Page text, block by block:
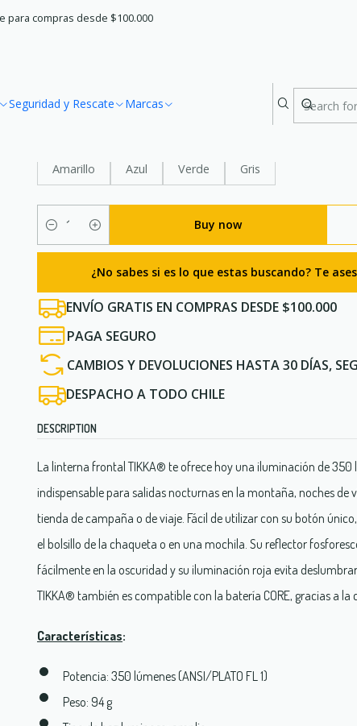
Seguridad y Rescate Marcas
para compras desde $100.000
Frontal Tikka 350 lumenes Petzl
Linterna Frontal Tikka 350
Amarillo
Azul Verde Gris
Quantity
Buy now
¿No sabes si es lo que estas buscando? Te
ENVÍO GRATIS EN COMPRAS DESDE $100.000
PAGA SEGURO
CAMBIOS Y DEVOLUCIONES HASTA 30 DÍAS,
DESPACHO A TODO CHILE
DESCRIPTION
La linterna frontal TIKKA® te ofrece hoy una iluminación de 350
indispensable para salidas nocturnas en la montaña, noches de
tienda de campaña o de viaje. Fácil de utilizar con su botón
el bolsillo de la chaqueta o en una mochila. Su reflector
fácilmente en la oscuridad y su iluminación roja evita
TIKKA® también es compatible con la batería CORE, gracias a la
Características:
Potencia: 350 lúmenes (ANSI/PLATO FL 1)
Peso: 94 g